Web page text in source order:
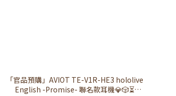
「官品預購」AVIOT TE-V1R-HE3 hololive
English -Promise- 聯名款耳機💎🎲⏳